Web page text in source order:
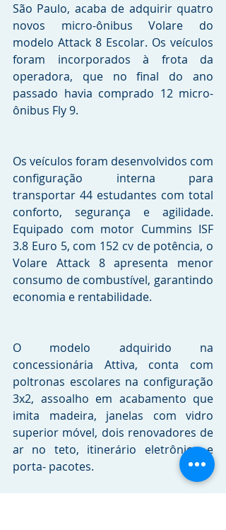
São Paulo, acaba de adquirir quatro
novos micro-ônibus Volare do
modelo Attack 8 Escolar. Os veículos
foram incorporados à frota da
operadora, que no final do ano
passado havia comprado 12 micro-
ônibus Fly 9.
Os veículos foram desenvolvidos com
configuração interna para
transportar 44 estudantes com total
conforto, segurança e agilidade.
Equipado com motor Cummins ISF
3.8 Euro 5, com 152 cv de potência, o
Volare Attack 8 apresenta menor
consumo de combustível, garantindo
economia e rentabilidade.
O modelo adquirido na
concessionária Attiva, conta com
poltronas escolares na configuração
3x2, assoalho em acabamento que
imita madeira, janelas com vidro
superior móvel, dois renovadores de
ar no teto, itinerário eletrônico e
porta- pacotes.